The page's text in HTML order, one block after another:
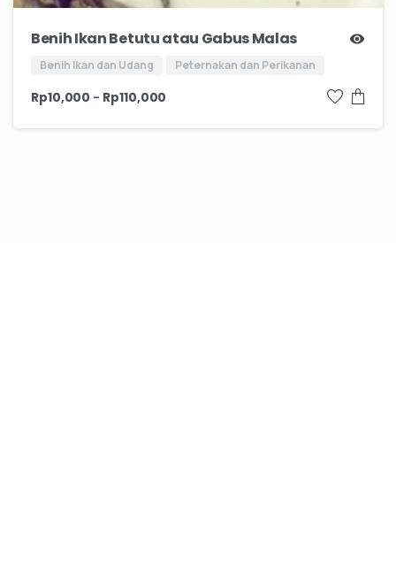
Benih Ikan Betutu atau Gabus Malas
Benih Ikan dan Udang Peternakan dan Perikanan
Rp10,000 – Rp110,000